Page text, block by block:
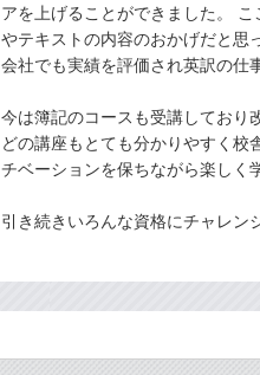
アを上げることができました。
やテキストの内容のおかげだと思
会社でも実績を評価され英訳の仕
今は簿記のコースも受講しており
どの講座もとても分かりやすく校
チベーションを保ちながら楽しく
引き続きいろんな資格にチャレン